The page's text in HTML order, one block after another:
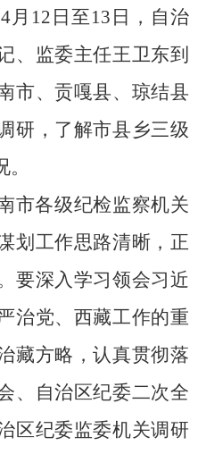
月12日至13日，自治
、监委主任王卫东到
市、贡嘎县、琼结县
研，了解市县乡三级
市各级纪检监察机关
划工作思路清晰，正
要深入学习领会习近
治党、西藏工作的重
藏方略，认真贯彻落
、自治区纪委二次全
区纪委监委机关调研